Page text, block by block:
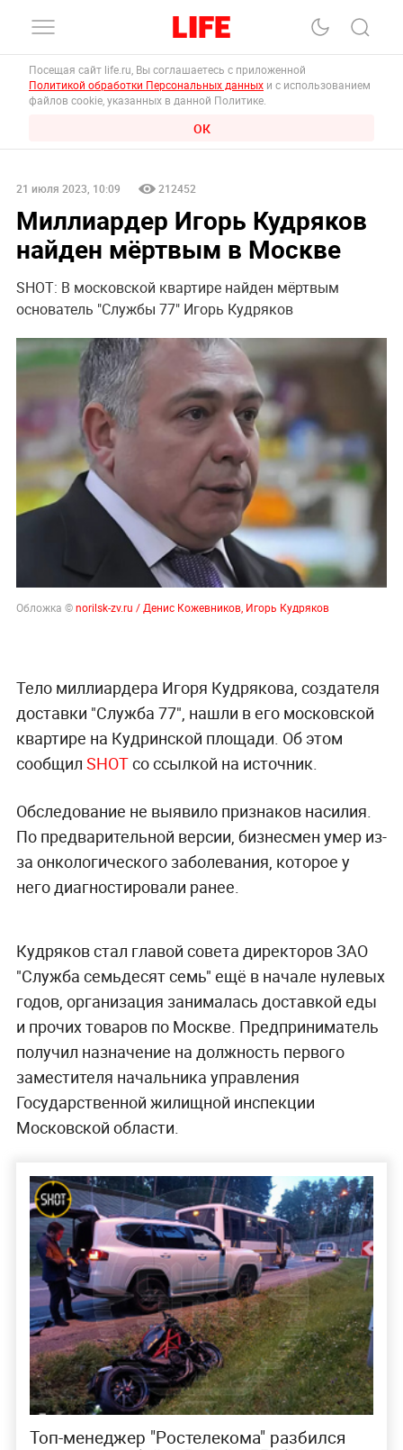
Посещая сайт life.ru, Вы соглашаетесь с приложенной
Политикой обработки Персональных данных и с использованием
файлов cookie, указанных в данной Политике.
ОК
21 июля 2023, 10:09 212452
Миллиардер Игорь Кудряков
найден мёртвым в Москве
SHOT: В московской квартире найден мёртвым
основатель "Службы 77" Игорь Кудряков
Обложка ©norilsk-zv.ru / Денис Кожевников, Игорь Кудряков
Тело миллиардера Игоря Кудрякова, создателя
доставки "Служба 77", нашли в его московской
квартире на Кудринской площади. Об этом
сообщил SHOTсо ссылкой на источник.
Обследование не выявило признаков насилия.
По предварительной версии, бизнесмен умер из-
за онкологического заболевания, которое у
него диагностировали ранее.
Кудряков стал главой совета директоров ЗАО
"Служба семьдесят семь" ещё в начале нулевых
годов, организация занималась доставкой еды
и прочих товаров по Москве. Предприниматель
получил назначение на должность первого
заместителя начальника управления
Государственной жилищной инспекции
Московской области.
Топ-менеджер "Ростелекома" разбился